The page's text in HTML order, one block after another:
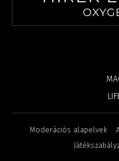
Moderációs alapelvek